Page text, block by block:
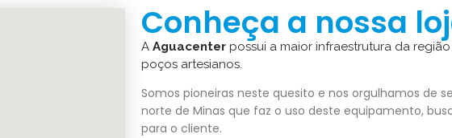
Conheça a nossa
A Aguacenter possui a maior infraestrutura da
poços artesianos.
Somos pioneiras neste quesito e nos orgulhamos de
norte de Minas que faz o uso deste equipamento,
para o cliente.